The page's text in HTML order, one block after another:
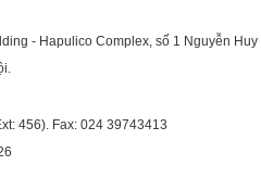
- Hapulico Complex, số 1 Nguyễn
456). Fax: 024 39743413